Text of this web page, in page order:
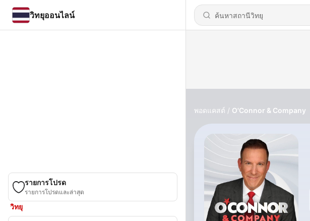
วิทยุออนไลน์
รายการโปรด
รายการโปรดและล่าสุด
วิทยุ
พอดแคสต์ O'Connor & Company